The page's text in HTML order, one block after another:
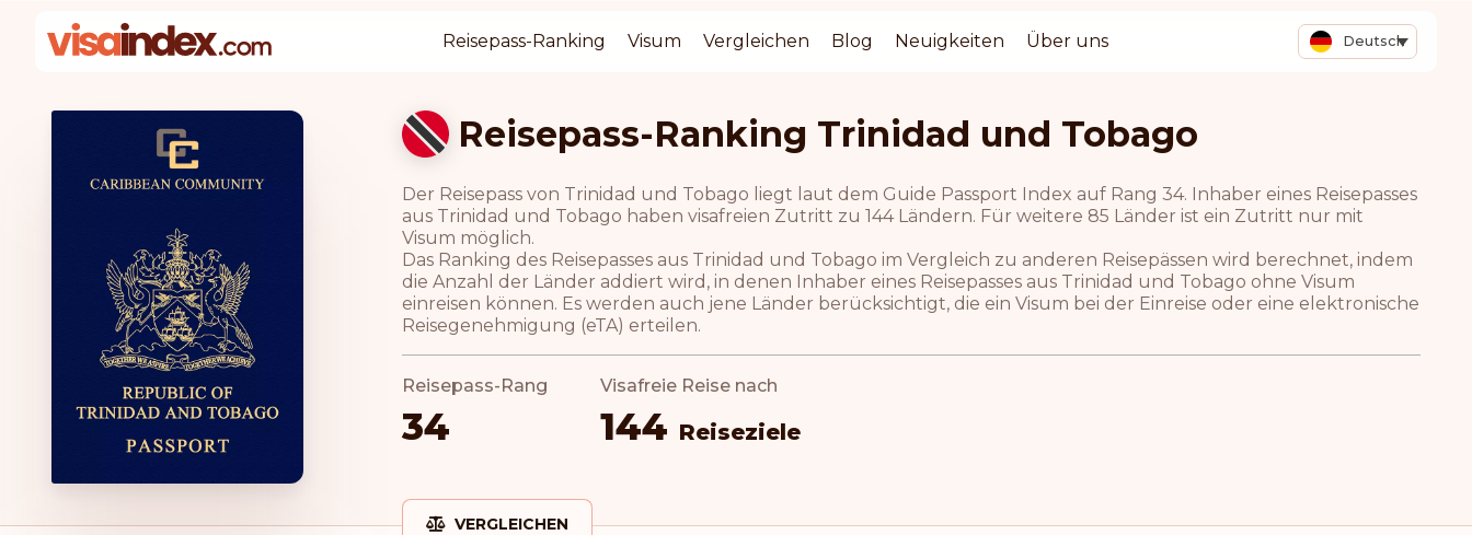
Deutsch
Reisepass-Ranking Visum Vergleichen Blog Neuigkeiten Über uns
Reisepass-Ranking Trinidad und Tobago
Der Reisepass von Trinidad und Tobago liegt laut dem Guide Passport Index auf Rang 34. Inhaber eines Reisepasses
aus Trinidad und Tobago haben visafreien Zutritt zu 144 Ländern. Für weitere 85 Länder ist ein Zutritt nur mit
Visum möglich.
Das Ranking des Reisepasses aus Trinidad und Tobago im Vergleich zu anderen Reisepässen wird berechnet, indem
die Anzahl der Länder addiert wird, in denen Inhaber eines Reisepasses aus Trinidad und Tobago ohne Visum
einreisen können. Es werden auch jene Länder berücksichtigt, die ein Visum bei der Einreise oder eine elektronische
Reisegenehmigung (eTA) erteilen.
Reisepass-Rang
34
Visafreie Reise nach
144 Reiseziele
VERGLEICHEN